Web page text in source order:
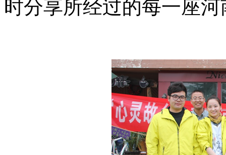
时分享所经过的每一座